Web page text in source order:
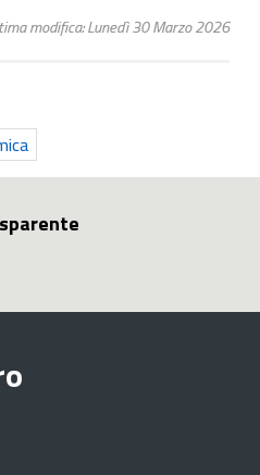
modifica: Lunedì 30 Marzo 2026